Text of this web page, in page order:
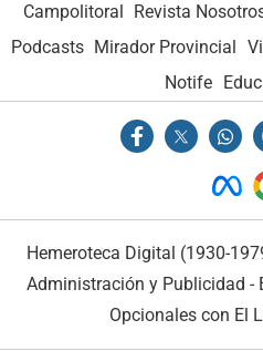
Campolitoral Revista
Podcasts Mirador Provincial
Notife
Hemeroteca Digital (1930-
Administración y Publicidad -
Opcionales con El